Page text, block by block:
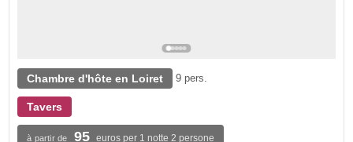
Chambre d'hôte en Loiret 9 pers.
Tavers
à partir de 95 euros per 1 notte 2 persone